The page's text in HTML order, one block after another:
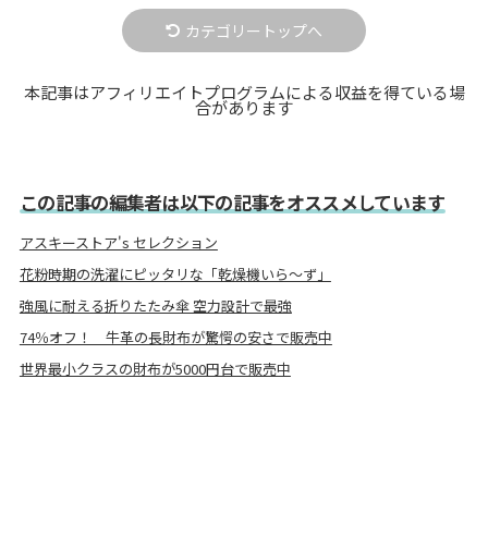
カテゴリートップへ
本記事はアフィリエイトプログラムによる収益を得ている場
合があります
この記事の編集者は以下の記事をオススメしています
アスキーストア's セレクション
花粉時期の洗濯にピッタリな「乾燥機いら〜ず」
強風に耐える折りたたみ傘 空力設計で最強
74％オフ！ 牛革の長財布が驚愕の安さで販売中
世界最小クラスの財布が5000円台で販売中